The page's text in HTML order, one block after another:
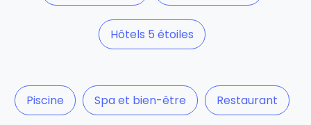
Hôtels 5 étoiles
Piscine Spa et bien-être Restaurant